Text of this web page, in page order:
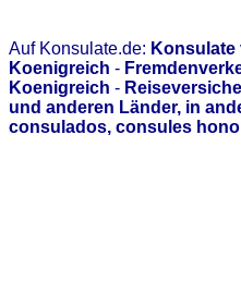
Auf Konsulate.de:
Koenigreich -
Koenigreich -
und anderen Länder, in
consulados, consules